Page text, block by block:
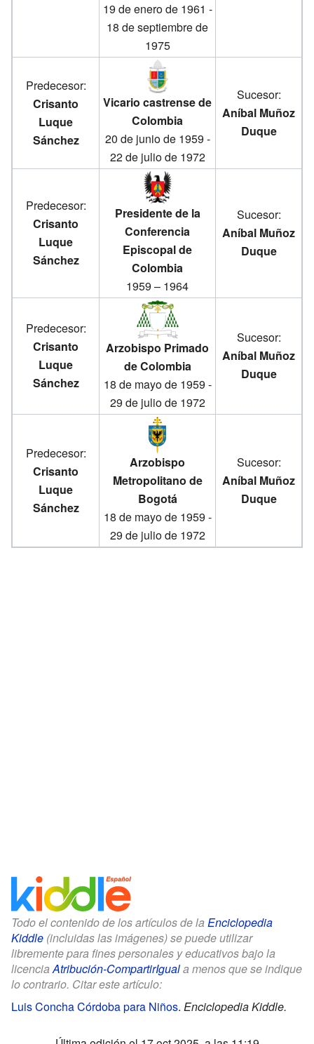
19 de enero de 1961 -
18 de septiembre de
1975
Predecesor:
Crisanto
Luque
Sánchez
Vicario castrense de
Colombia
20 de junio de 1959 -
22 de julio de 1972
Sucesor:
Aníbal Muñoz
Duque
Predecesor:
Crisanto
Luque
Sánchez
Presidente de la
Conferencia
Episcopal de
Colombia
1959 – 1964
Sucesor:
Aníbal Muñoz
Duque
Predecesor:
Crisanto
Luque
Sánchez
Arzobispo Primado
de Colombia
18 de mayo de 1959 -
29 de julio de 1972
Sucesor:
Aníbal Muñoz
Duque
Predecesor:
Crisanto
Luque
Sánchez
Arzobispo
Metropolitano de
Bogotá
18 de mayo de 1959 -
29 de julio de 1972
Sucesor:
Aníbal Muñoz
Duque
Todo el contenido de los artículos de la Enciclopedia
Kiddle (incluidas las imágenes) se puede utilizar
libremente para fines personales y educativos bajo la
licenciaAtribución-CompartirIguala menos que se indique
lo contrario. Citar este artículo:
Luis Concha Córdoba para Niños. Enciclopedia Kiddle.